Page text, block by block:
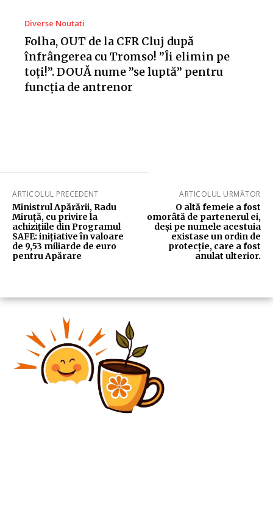
Diverse Noutati
Folha, OUT de la CFR Cluj după
înfrângerea cu Tromso! ”Îi elimin pe
toți!”. DOUĂ nume ”se luptă” pentru
funcția de antrenor
ARTICOLUL PRECEDENT
Ministrul Apărării, Radu
Miruță, cu privire la
achizițiile din Programul
SAFE: inițiative în valoare
de 9,53 miliarde de euro
pentru Apărare
ARTICOLUL URMĂTOR
O altă femeie a fost
omorâtă de partenerul ei,
deși pe numele acestuia
existase un ordin de
protecție, care a fost
anulat ulterior.